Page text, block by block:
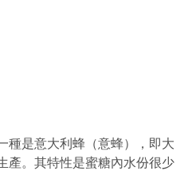
種是意大利蜂（意蜂），即大
產。其特性是蜜糖內水份很少